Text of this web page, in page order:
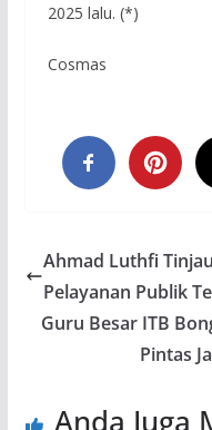
2025 lalu. (*)
Cosmas
Ahmad Luthfi
Pelayanan Publik
Guru Besar ITB
Pintas
Anda Juga